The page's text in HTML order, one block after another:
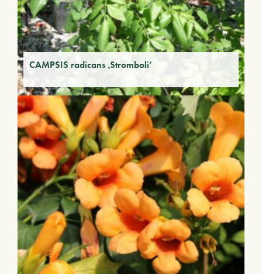
CAMPSIS radicans ‚Stromboli‘